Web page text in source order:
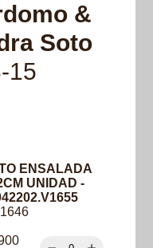
&
Soto
15
ENSALADA
UNIDAD -